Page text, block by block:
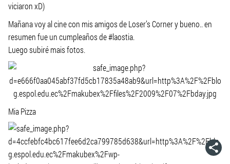
viciaron xD)
Mañana voy al cine con mis amigos de Loser’s Corner y bueno.. en
resumen fue un cumpleaños de #laostia.
Luego subiré mais fotos.
Mia Pizza